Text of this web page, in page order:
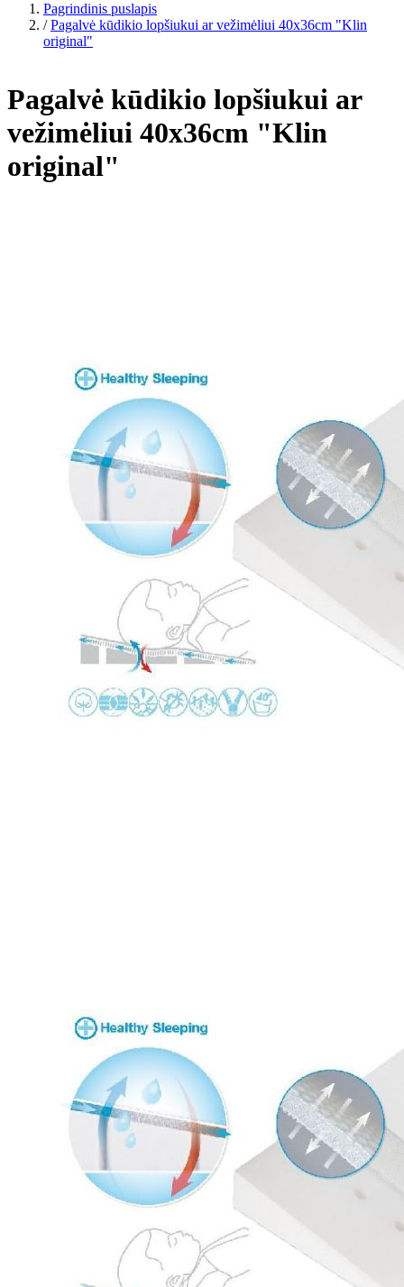
Pagrindinis puslapis
/ Pagalvė kūdikio lopšiukui ar vežimėliui 40x36cm "Klin
original"
Pagalvė kūdikio lopšiukui ar
vežimėliui 40x36cm "Klin
original"